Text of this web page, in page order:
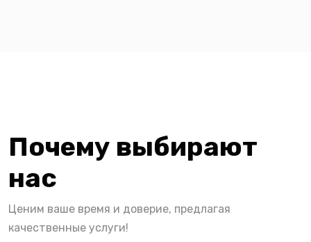
Почему выбирают
нас
Ценим ваше время и доверие, предлагая
качественные услуги!